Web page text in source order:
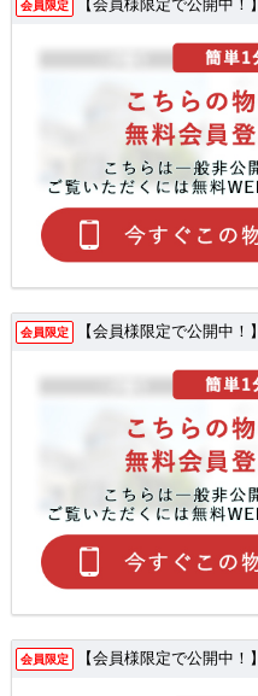
会員限定 【会員様限定で公開中！】
会員限定 【会員様限定で公開中！】
会員限定 【会員様限定で公開中！】